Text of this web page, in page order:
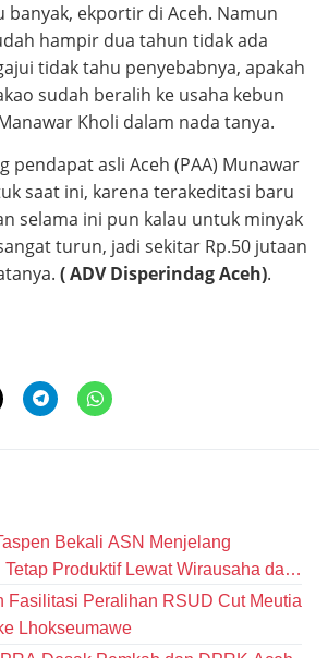
ekportir di Aceh. Namun
hampir dua tahun tidak ada
tidak tahu penyebabnya, apakah
sudah beralih ke usaha kebun
Kholi dalam nada tanya.
pendapat asli Aceh (PAA) Munawar
saat ini, karena terakeditasi baru
selama ini pun kalau untuk minyak
turun, jadi sekitar Rp.50 jutaan
( ADV Disperindag Aceh).
Bekali ASN Menjelang
Produktif Lewat Wirausaha dan
Fasilitasi Peralihan RSUD Cut Meutia
Lhokseumawe